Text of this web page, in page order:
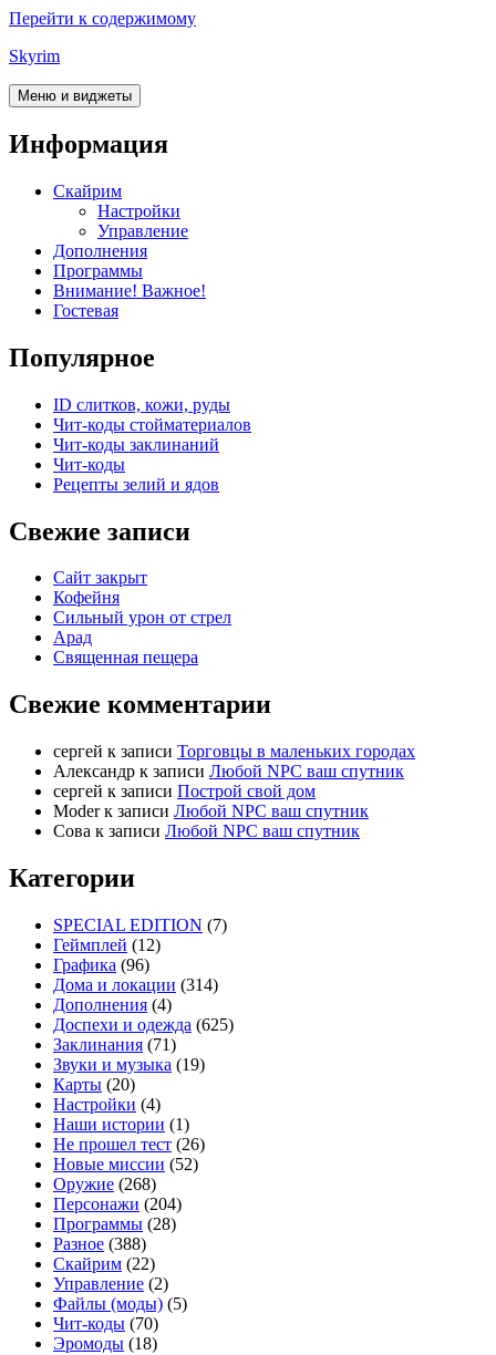
Перейти к содержимому
Skyrim
Меню и виджеты
Информация
Скайрим
Настройки
Управление
Дополнения
Программы
Внимание! Важное!
Гостевая
Популярное
ID слитков, кожи, руды
Чит-коды стойматериалов
Чит-коды заклинаний
Чит-коды
Рецепты зелий и ядов
Свежие записи
Сайт закрыт
Кофейня
Cильный урон от стрел
Арад
Священная пещера
Свежие комментарии
cергей к записи Торговцы в маленьких городах
Александр к записи Любой NPC ваш спутник
cергей к записи Построй свой дом
Moderк записи Любой NPC ваш спутник
Сова к записи Любой NPC ваш спутник
Категории
SPECIAL EDITION (7)
Геймплей (12)
Графика (96)
Дома и локации (314)
Дополнения (4)
Доспехи и одежда (625)
Заклинания (71)
Звуки и музыка (19)
Карты (20)
Настройки (4)
Наши истории (1)
Не прошел тест (26)
Новые миссии (52)
Оружие (268)
Персонажи (204)
Программы (28)
Разное (388)
Скайрим (22)
Управление (2)
Файлы (моды) (5)
Чит-коды (70)
Эромоды (18)